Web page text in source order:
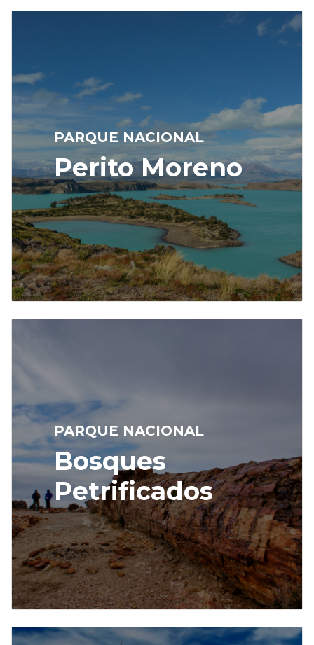
PARQUE NACIONAL
Perito Moreno
PARQUE NACIONAL
Bosques
Petrificados